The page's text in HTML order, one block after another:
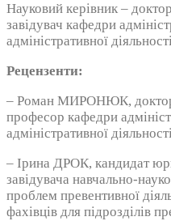
Науковий керівник –
завідувач кафедри
адміністративної
Рецензенти:
– Роман МИРОНЮК,
професор кафедри
адміністративної
– Ірина ДРОК, кандидат
завідувача навчально-
проблем превентивної
фахівців для підрозділів